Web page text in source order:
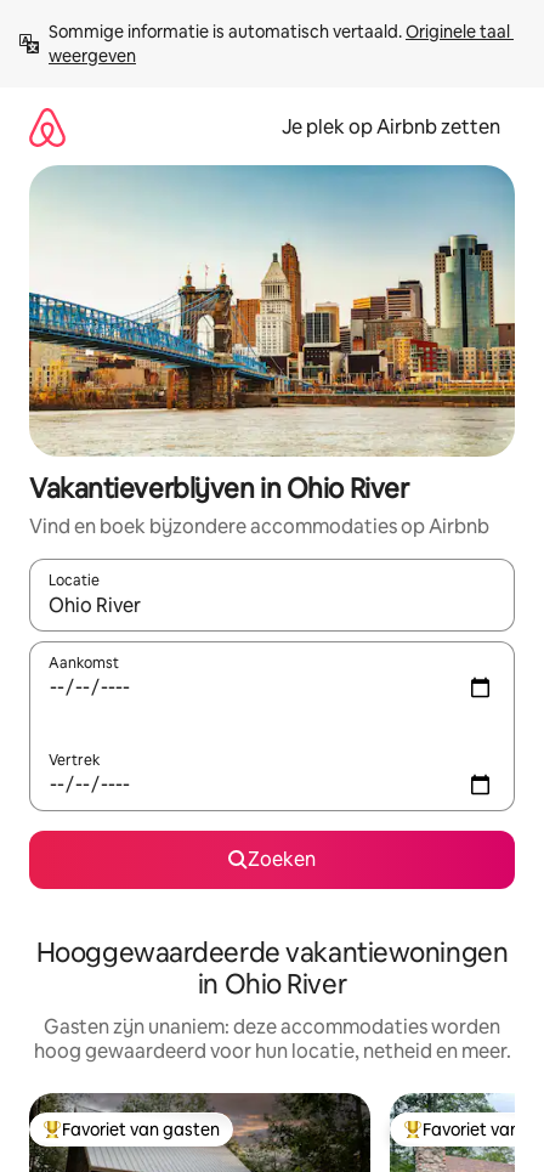
direct
naar
Sommige informatie is automatisch vertaald. Originele taal
weergeven
Je plek op Airbnb zetten
Vakantieverblijven in Ohio River
Vind en boek bijzondere accommodaties op Airbnb
Locatie
Wanneer er resultaten beschikbaar zijn, maak je een keuze
Aankomst
Vertrek
Zoeken
Hooggewaardeerde vakantiewoningen
in Ohio River
Gasten zijn unaniem: deze accommodaties worden
hoog gewaardeerd voor hun locatie, netheid en meer.
Topfavoriet van gasten
Favoriet van gasten Topfavoriet van
Favoriet van